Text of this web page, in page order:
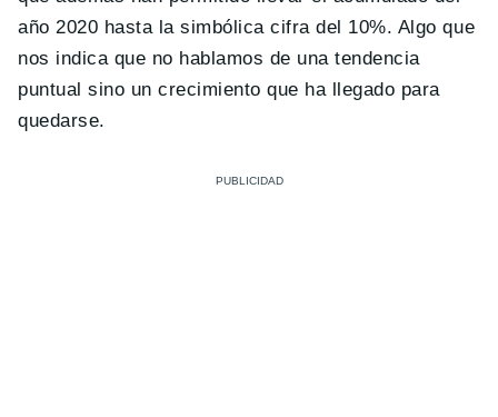
año 2020 hasta la simbólica cifra del 10%. Algo que
nos indica que no hablamos de una tendencia
puntual sino un crecimiento que ha llegado para
quedarse.